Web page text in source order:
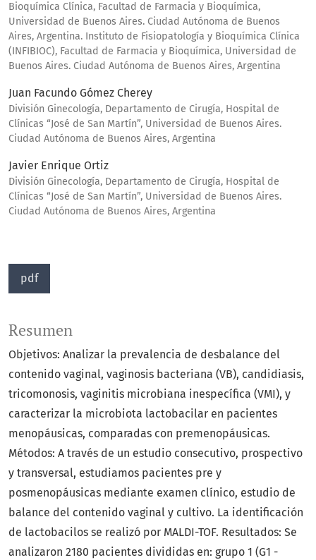
Bioquímica Clínica, Facultad de Farmacia y Bioquímica,
Universidad de Buenos Aires. Ciudad Autónoma de Buenos
Aires, Argentina. Instituto de Fisiopatología y Bioquímica Clínica
(INFIBIOC), Facultad de Farmacia y Bioquímica, Universidad de
Buenos Aires. Ciudad Autónoma de Buenos Aires, Argentina
Juan Facundo Gómez Cherey
División Ginecología, Departamento de Cirugía, Hospital de
Clínicas “José de San Martín”, Universidad de Buenos Aires.
Ciudad Autónoma de Buenos Aires, Argentina
Javier Enrique Ortiz
División Ginecología, Departamento de Cirugía, Hospital de
Clínicas “José de San Martín”, Universidad de Buenos Aires.
Ciudad Autónoma de Buenos Aires, Argentina
pdf
Resumen
Objetivos: Analizar la prevalencia de desbalance del
contenido vaginal, vaginosis bacteriana (VB), candidiasis,
tricomonosis, vaginitis microbiana inespecífica (VMI), y
caracterizar la microbiota lactobacilar en pacientes
menopáusicas, comparadas con premenopáusicas.
Métodos: A través de un estudio consecutivo, prospectivo
y transversal, estudiamos pacientes pre y
posmenopáusicas mediante examen clínico, estudio de
balance del contenido vaginal y cultivo. La identificación
de lactobacilos se realizó por MALDI-TOF. Resultados: Se
analizaron 2180 pacientes divididas en: grupo 1 (G1 -